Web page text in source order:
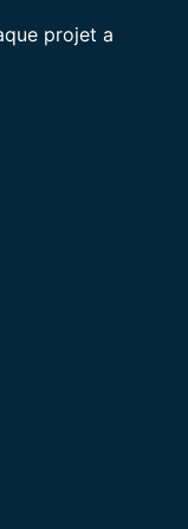
projet a